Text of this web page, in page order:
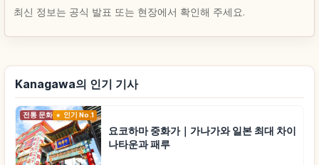
최신 정보는 공식 발표 또는 현장에서 확인해 주세요.
Kanagawa의 인기 기사
전통 문화 인기 No.1
요코하마 중화가｜가나가와 일본 최대 차이
나타운과 패루